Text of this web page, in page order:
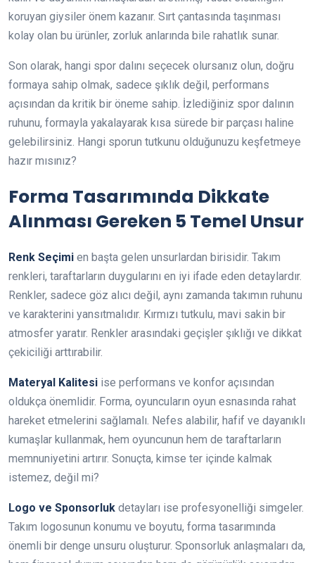
koruyan giysiler önem kazanır. Sırt çantasında taşınması
kolay olan bu ürünler, zorluk anlarında bile rahatlık sunar.
Son olarak, hangi spor dalını seçecek olursanız olun, doğru
formaya sahip olmak, sadece şıklık değil, performans
açısından da kritik bir öneme sahip. İzlediğiniz spor dalının
ruhunu, formayla yakalayarak kısa sürede bir parçası haline
gelebilirsiniz. Hangi sporun tutkunu olduğunuzu keşfetmeye
hazır mısınız?
Forma Tasarımında Dikkate
Alınması Gereken 5 Temel Unsur
Renk Seçimi en başta gelen unsurlardan birisidir. Takım
renkleri, taraftarların duygularını en iyi ifade eden detaylardır.
Renkler, sadece göz alıcı değil, aynı zamanda takımın ruhunu
ve karakterini yansıtmalıdır. Kırmızı tutkulu, mavi sakin bir
atmosfer yaratır. Renkler arasındaki geçişler şıklığı ve dikkat
çekiciliği arttırabilir.
Materyal Kalitesi ise performans ve konfor açısından
oldukça önemlidir. Forma, oyuncuların oyun esnasında rahat
hareket etmelerini sağlamalı. Nefes alabilir, hafif ve dayanıklı
kumaşlar kullanmak, hem oyuncunun hem de taraftarların
memnuniyetini artırır. Sonuçta, kimse ter içinde kalmak
istemez, değil mi?
Logo ve Sponsorluk detayları ise profesyonelliği simgeler.
Takım logosunun konumu ve boyutu, forma tasarımında
önemli bir denge unsuru oluşturur. Sponsorluk anlaşmaları da,